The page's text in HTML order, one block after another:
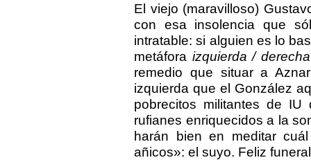
El viejo (maravilloso)
con esa insolencia que
intratable: si alguien es lo
metáfora izquierda / derecha
remedio que situar a
izquierda que el González
pobrecitos militantes de
rufianes enriquecidos a la
harán bien en meditar
añicos»: el suyo. Feliz